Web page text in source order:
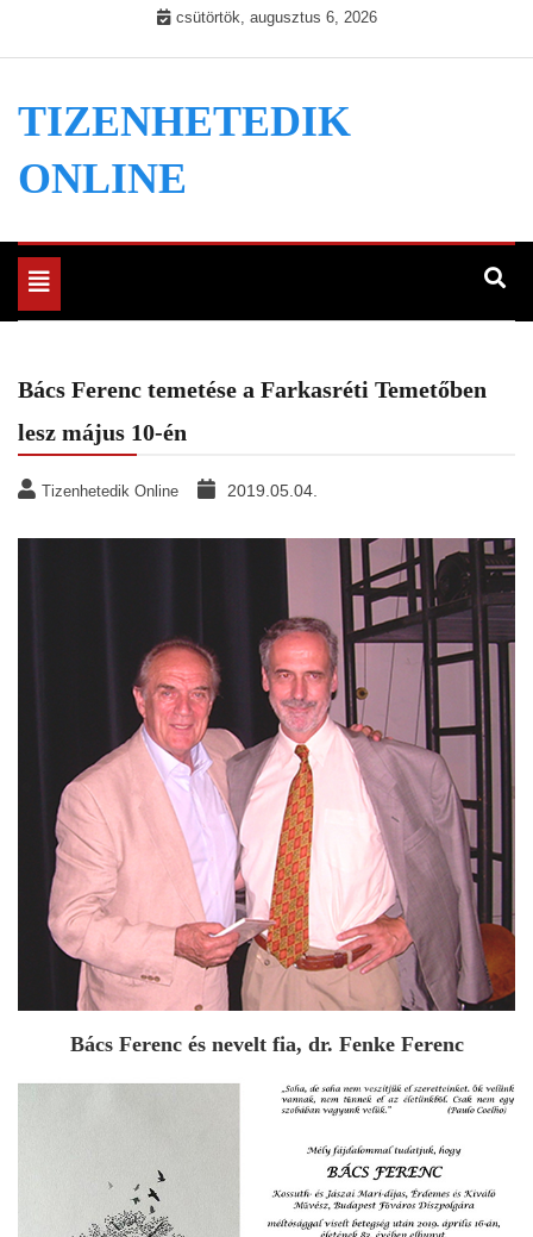
csütörtök, augusztus 6, 2026
TIZENHETEDIK
ONLINE
Toggle
navigation
Bács Ferenc temetése a Farkasréti Temetőben
lesz május 10-én
Tizenhetedik Online 2019.05.04.
Bács Ferenc és nevelt fia, dr. Fenke Ferenc